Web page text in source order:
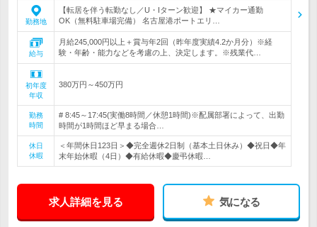
勤務地
【転居を伴う転勤なし／U・Iターン歓迎】 ★マイカー通勤
OK（無料駐車場完備） 名古屋港ポートエリ…
給与
月給245,000円以上＋賞与年2回（昨年度実績4.2か月分）※経
験・年齢・能力などを考慮の上、決定します。※残業代…
初年度
年収
380万円～450万円
勤務
時間
# 8:45～17:45(実働8時間／休憩1時間)※配属部署によって、出勤
時間が1時間ほど早まる場合…
休日
休暇
＜年間休日123日＞◆完全週休2日制（基本土日休み）◆祝日◆年
末年始休暇（4日）◆有給休暇◆慶弔休暇…
求人詳細を見る 気になる